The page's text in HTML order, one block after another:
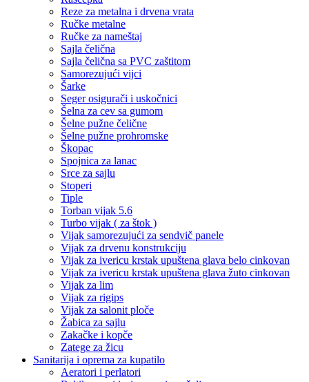
Reze za metalna i drvena vrata
Ručke metalne
Ručke za nameštaj
Sajla čelična
Sajla čelična sa PVC zaštitom
Samorezujući vijci
Šarke
Seger osigurači i uskočnici
Šelna za cev sa gumom
Šelne pužne čelične
Šelne pužne prohromske
Škopac
Spojnica za lanac
Srce za sajlu
Stoperi
Tiple
Torban vijak 5.6
Turbo vijak ( za štok )
Vijak samorezujući za sendvič panele
Vijak za drvenu konstrukciju
Vijak za ivericu krstak upuštena glava belo cinkovan
Vijak za ivericu krstak upuštena glava žuto cinkovan
Vijak za lim
Vijak za rigips
Vijak za salonit ploče
Žabica za sajlu
Zakačke i kopče
Zatege za žicu
Sanitarija i oprema za kupatilo
Aeratori i perlatori